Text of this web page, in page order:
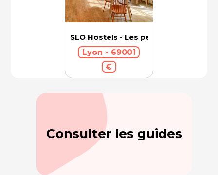
SLO Hostels - Les pentes
Lyon - 69001
€
Consulter les guides